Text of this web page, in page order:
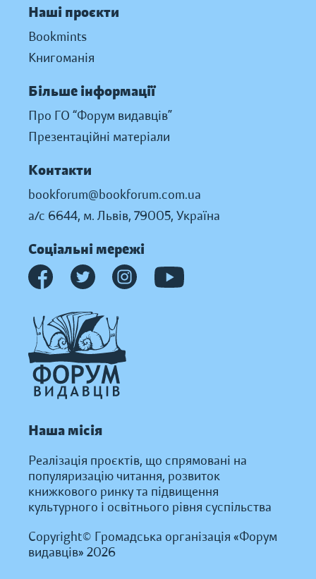
Наші проєкти
Bookmints
Книгоманія
Більше інформації
Про ГО “Форум видавців”
Презентаційні матеріали
Контакти
bookforum@bookforum.com.ua
а/с 6644, м. Львів, 79005, Україна
Соціальні мережі
Наша місія
Реалізація проєктів, що спрямовані на
популяризацію читання, розвиток
книжкового ринку та підвищення
культурного і освітнього рівня суспільства
Copyright© Громадська організація «Форум
видавців» 2026